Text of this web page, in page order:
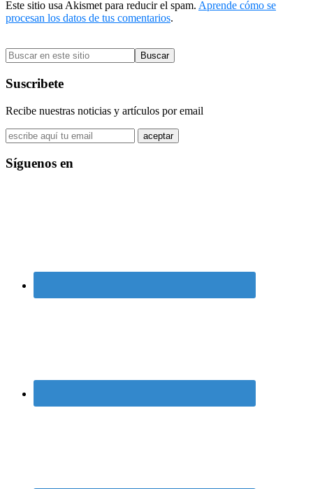
Este sitio usa Akismet para reducir el spam. Aprende cómo se
procesan los datos de tus comentarios.
Barra
lateral
primaria
Buscar
en
este
sitio
Suscribete
Recibe nuestras noticias y artículos por email
Síguenos en